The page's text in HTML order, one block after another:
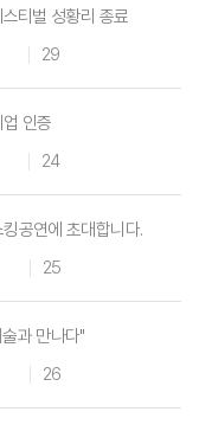
티벌 성황리 종료
29
인증
24
공연에 초대합니다.
25
과 만나다"
26